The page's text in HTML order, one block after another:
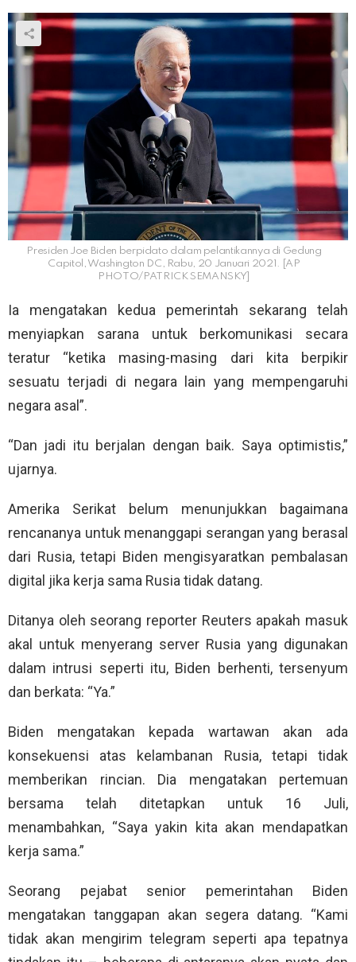
Presiden Joe Biden berpidato dalam pelantikannya di Gedung
Capitol, Washington DC, Rabu, 20 Januari 2021. [AP
PHOTO/PATRICK SEMANSKY]
Ia mengatakan kedua pemerintah sekarang telah
menyiapkan sarana untuk berkomunikasi secara
teratur “ketika masing-masing dari kita berpikir
sesuatu terjadi di negara lain yang mempengaruhi
negara asal”.
“Dan jadi itu berjalan dengan baik. Saya optimistis,”
ujarnya.
Amerika Serikat belum menunjukkan bagaimana
rencananya untuk menanggapi serangan yang berasal
dari Rusia, tetapi Biden mengisyaratkan pembalasan
digital jika kerja sama Rusia tidak datang.
Ditanya oleh seorang reporter Reuters apakah masuk
akal untuk menyerang server Rusia yang digunakan
dalam intrusi seperti itu, Biden berhenti, tersenyum
dan berkata: “Ya.”
Biden mengatakan kepada wartawan akan ada
konsekuensi atas kelambanan Rusia, tetapi tidak
memberikan rincian. Dia mengatakan pertemuan
bersama telah ditetapkan untuk 16 Juli,
menambahkan, “Saya yakin kita akan mendapatkan
kerja sama.”
Seorang pejabat senior pemerintahan Biden
mengatakan tanggapan akan segera datang. “Kami
tidak akan mengirim telegram seperti apa tepatnya